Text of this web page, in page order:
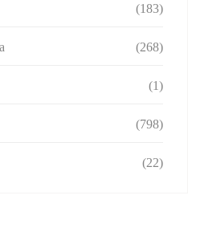
(183)
(268)
(1)
(798)
(22)